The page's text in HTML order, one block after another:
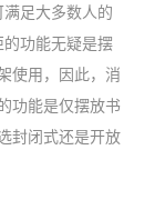
足大多数人的
的功能无疑是摆
使用，因此，消
功能是仅摆放书
封闭式还是开放